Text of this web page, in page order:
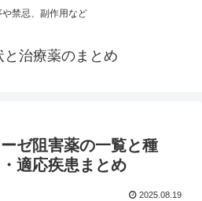
や禁忌、副作用など
と治療薬のまとめ
ゼ阻害薬の一覧と種
適応疾患まとめ
2025.08.19